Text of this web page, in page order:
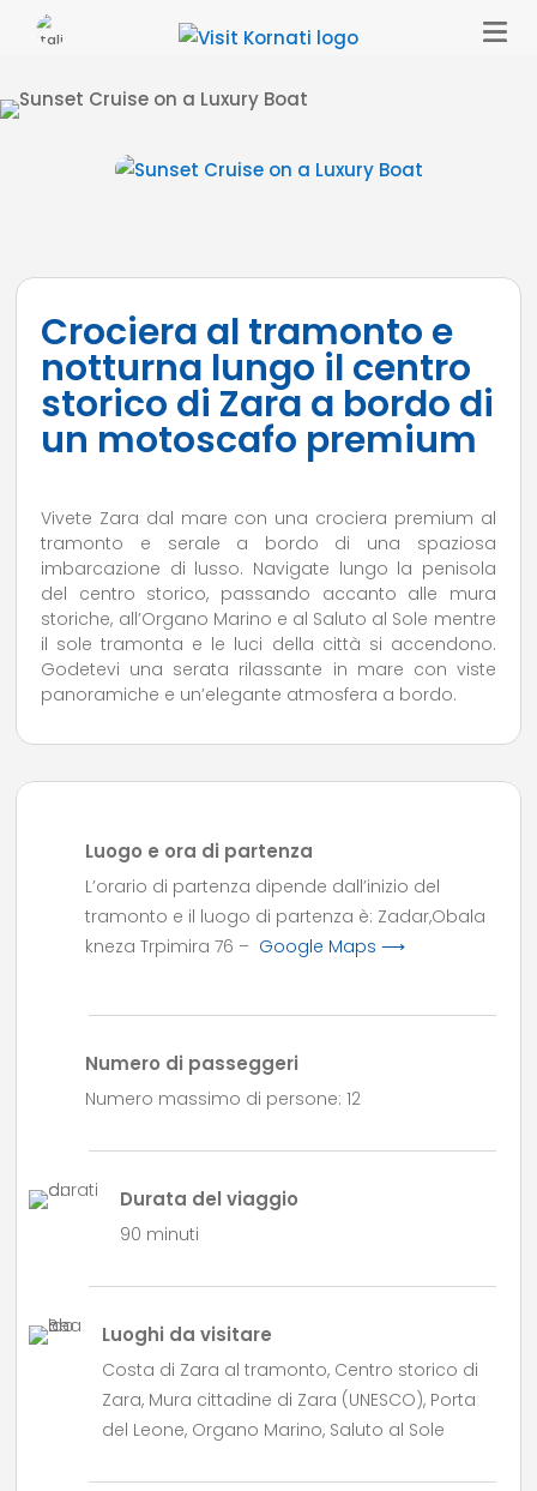
Crociera al tramonto e
notturna lungo il centro
storico di Zara a bordo di
un motoscafo premium
Vivete Zara dal mare con una crociera premium al
tramonto e serale a bordo di una spaziosa
imbarcazione di lusso. Navigate lungo la penisola
del centro storico, passando accanto alle mura
storiche, all’Organo Marino e al Saluto al Sole mentre
il sole tramonta e le luci della città si accendono.
Godetevi una serata rilassante in mare con viste
panoramiche e un’elegante atmosfera a bordo.
Luogo e ora di partenza
L’orario di partenza dipende dall’inizio del
tramonto e il luogo di partenza è: Zadar,Obala
kneza Trpimira 76 – Google Maps ⟶
Numero di passeggeri
Numero massimo di persone: 12
Durata del viaggio
90 minuti
Luoghi da visitare
Costa di Zara al tramonto, Centro storico di
Zara, Mura cittadine di Zara (UNESCO), Porta
del Leone, Organo Marino, Saluto al Sole